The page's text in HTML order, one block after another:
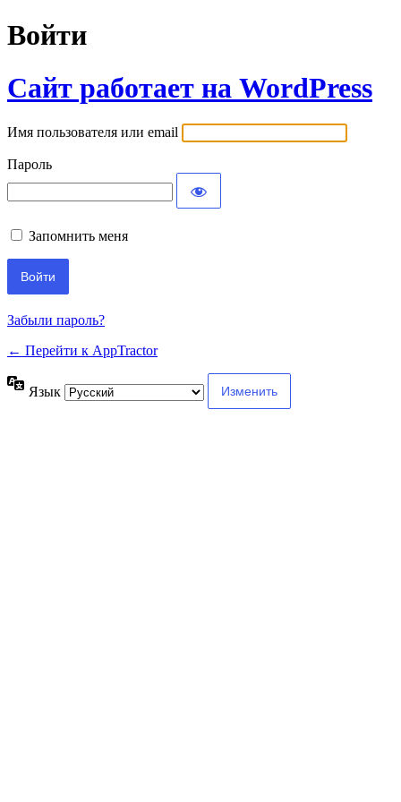
Войти
Сайт работает на WordPress
Имя пользователя или email
Пароль
Запомнить меня
Забыли пароль?
← Перейти к AppTractor
Язык